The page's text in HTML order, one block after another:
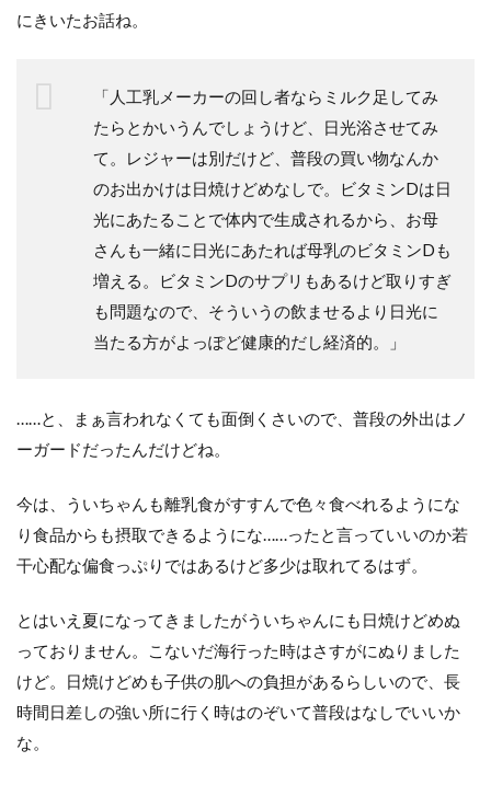
にきいたお話ね。
「人工乳メーカーの回し者ならミルク足してみ
たらとかいうんでしょうけど、日光浴させてみ
て。レジャーは別だけど、普段の買い物なんか
のお出かけは日焼けどめなしで。ビタミンDは日
光にあたることで体内で生成されるから、お母
さんも一緒に日光にあたれば母乳のビタミンDも
増える。ビタミンDのサプリもあるけど取りすぎ
も問題なので、そういうの飲ませるより日光に
当たる方がよっぽど健康的だし経済的。」
……と、まぁ言われなくても面倒くさいので、普段の外出はノ
ーガードだったんだけどね。
今は、ういちゃんも離乳食がすすんで色々食べれるようにな
り食品からも摂取できるようにな……ったと言っていいのか若
干心配な偏食っぷりではあるけど多少は取れてるはず。
とはいえ夏になってきましたがういちゃんにも日焼けどめぬ
っておりません。こないだ海行った時はさすがにぬりました
けど。日焼けどめも子供の肌への負担があるらしいので、長
時間日差しの強い所に行く時はのぞいて普段はなしでいいか
な。